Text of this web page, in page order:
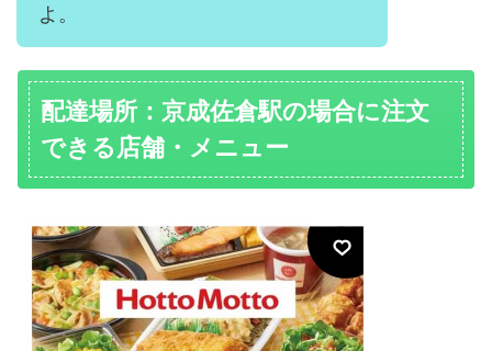
よ。
配達場所：京成佐倉駅の場合に注文
できる店舗・メニュー